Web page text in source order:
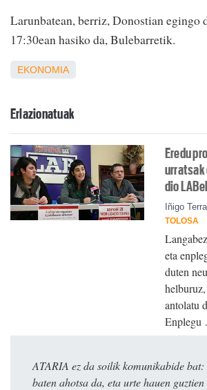
Larunbatean, berriz, Donostian egingo
17:30ean hasiko da, Bulebarretik.
EKONOMIA
Erlazionatuak
Eredu
urratsak
dio
Iñigo
TOLOSA
eta
duten
antolatu
ATARIA ez da soilik komunikabide
baten ahotsa da, eta urte hauen